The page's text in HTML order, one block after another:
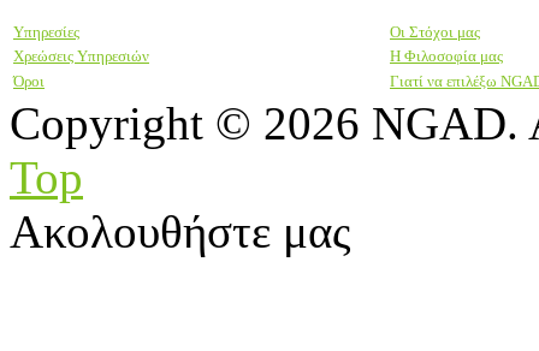
Υπηρεσίες
Οι Στόχοι μας
Χρεώσεις Υπηρεσιών
Η Φιλοσοφία μας
Όροι
Γιατί να επιλέξω
Copyright © 2026 NGAD.
Top
Ακολουθήστε μας